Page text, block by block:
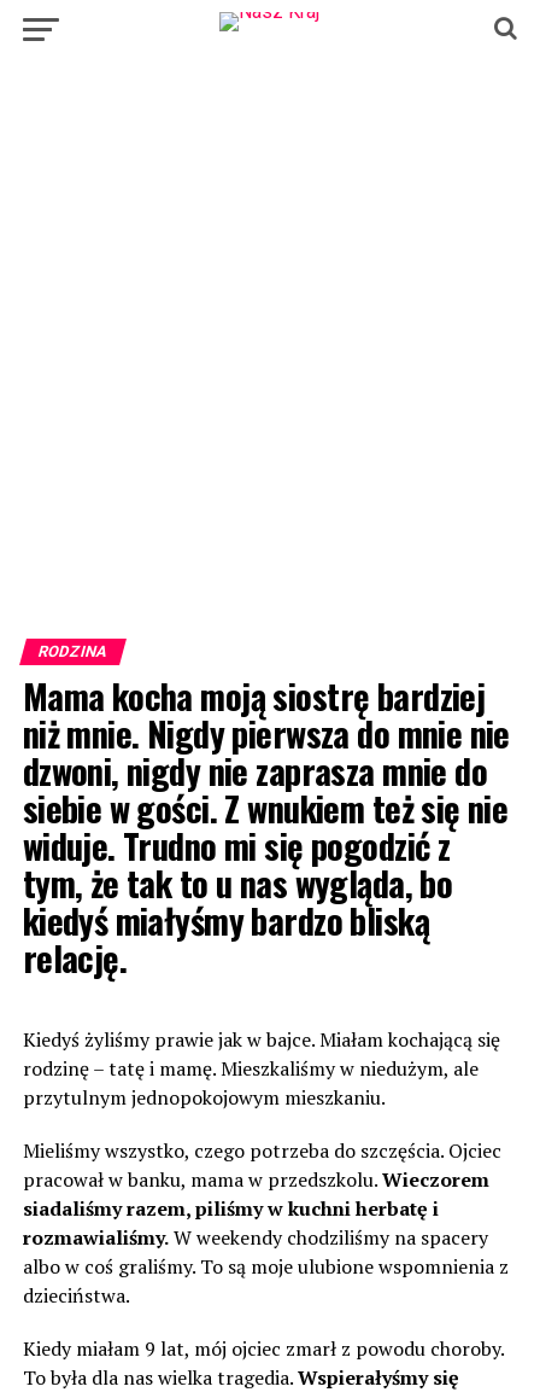
RODZINA
Mama kocha moją siostrę bardziej
niż mnie. Nigdy pierwsza do mnie nie
dzwoni, nigdy nie zaprasza mnie do
siebie w gości. Z wnukiem też się nie
widuje. Trudno mi się pogodzić z
tym, że tak to u nas wygląda, bo
kiedyś miałyśmy bardzo bliską
relację.
Kiedyś żyliśmy prawie jak w bajce. Miałam kochającą się
rodzinę – tatę i mamę. Mieszkaliśmy w niedużym, ale
przytulnym jednopokojowym mieszkaniu.
Mieliśmy wszystko, czego potrzeba do szczęścia. Ojciec
pracował w banku, mama w przedszkolu.Wieczorem
siadaliśmy razem, piliśmy w kuchni herbatę i
rozmawialiśmy.W weekendy chodziliśmy na spacery
albo w coś graliśmy. To są moje ulubione wspomnienia z
dzieciństwa.
Kiedy miałam 9 lat, mój ojciec zmarł z powodu choroby.
To była dla nas wielka tragedia.Wspierałyśmy się